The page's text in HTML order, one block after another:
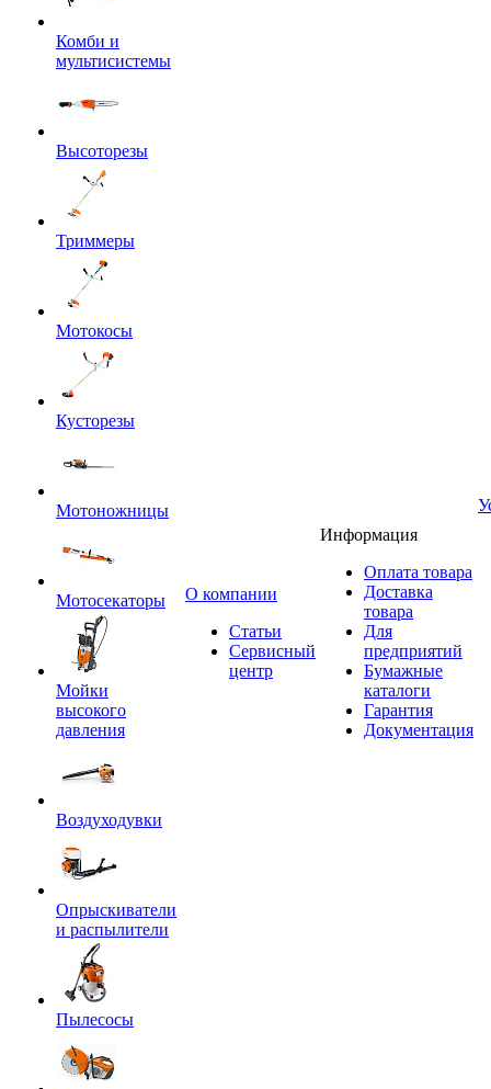
Комби и
мультисистемы
Высоторезы
Триммеры
Мотокосы
Кусторезы
Мотоножницы
Мотосекаторы
Мойки
высокого
давления
Воздуходувки
Опрыскиватели
и распылители
Пылесосы
O компании
Статьи
Сервисный
центр
Информация
Оплата товара
Доставка
товара
Для
предприятий
Бумажные
каталоги
Гарантия
Документация